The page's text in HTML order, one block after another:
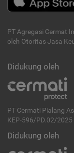
PT Agregasi Cermat
oleh Otoritas Jasa
Didukung oleh
PT Cermati Pialang
KEP-596/PD.02/2025
Didukung oleh